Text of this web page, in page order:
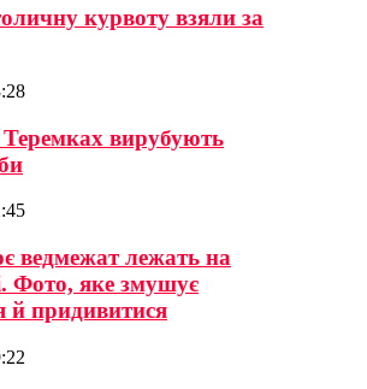
курвоту взяли за
вирубують
ведмежат лежать на
Фото, яке змушує
й придивитися